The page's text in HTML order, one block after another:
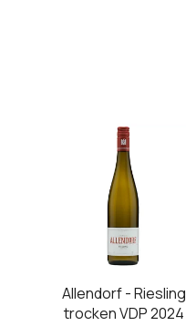
Allendorf - Riesling
trocken VDP 2024